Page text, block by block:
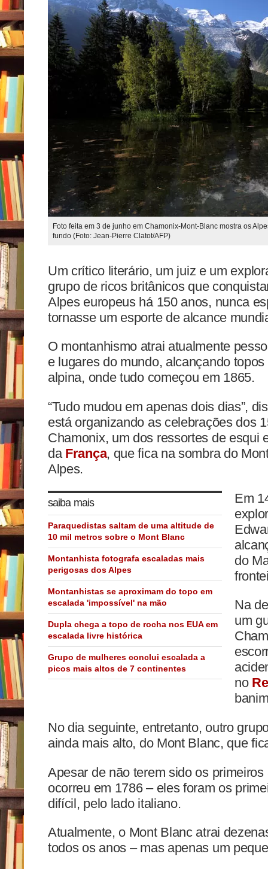
Foto feita em 3 de junho em Chamonix-Mont-Blanc mostra os
fundo (Foto: Jean-Pierre Clatot/AFP)
Um crítico literário, um juiz e um
grupo de ricos britânicos que
Alpes europeus há 150 anos, nunca
tornasse um esporte de alcance
O montanhismo atrai atualmente
e lugares do mundo, alcançando
alpina, onde tudo começou em 1865.
“Tudo mudou em apenas dois dias”,
está organizando as celebrações dos
Chamonix, um dos ressortes de esqui
da França, que fica na sombra do
Alpes.
saiba mais
Paraquedistas saltam de uma altitude de
10 mil metros sobre o Mont Blanc
Montanhista fotografa escaladas mais
perigosas dos Alpes
Montanhistas se aproximam do topo em
escalada 'impossível' na mão
Dupla chega a topo de rocha nos EUA em
escalada livre histórica
Grupo de mulheres conclui escalada a
picos mais altos de 7 continentes
Em
do
Na
um
no
No dia seguinte, entretanto, outro
ainda mais alto, do Mont Blanc, que
Apesar de não terem sido os
ocorreu em 1786 – eles foram os
difícil, pelo lado italiano.
Atualmente, o Mont Blanc atrai
todos os anos – mas apenas um